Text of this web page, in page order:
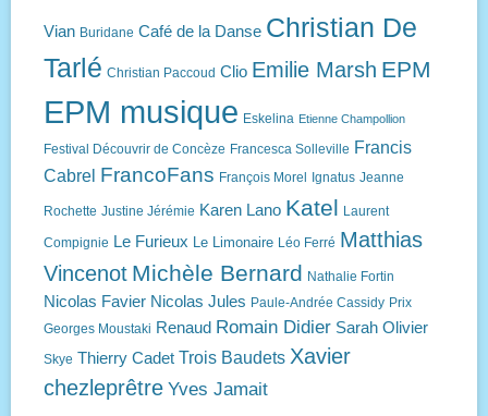
Vian Buridane Café de la Danse Christian De
Tarlé Christian Paccoud Clio Emilie Marsh EPM
EPM musique Eskelina Etienne Champollion
Festival Découvrir de Concèze Francesca Solleville Francis
Cabrel FrancoFans François Morel Ignatus Jeanne
Rochette Justine Jérémie Karen Lano Katel Laurent
Compignie Le Furieux Le Limonaire Léo Ferré Matthias
Vincenot Michèle Bernard Nathalie Fortin
Nicolas Favier Nicolas Jules Paule-Andrée Cassidy Prix
Georges Moustaki Renaud Romain Didier Sarah Olivier
Skye Thierry Cadet Trois Baudets Xavier
chezleprêtre Yves Jamait